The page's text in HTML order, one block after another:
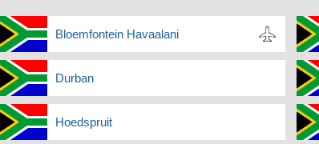
Bloemfontein Havaalani
Durban
Hoedspruit